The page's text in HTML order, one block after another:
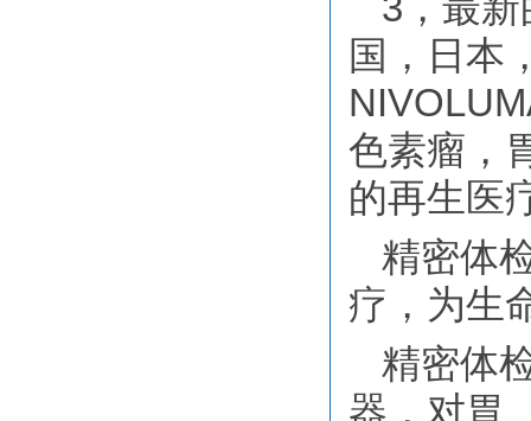
国，日本
色素瘤，
的再生医
精密体
疗，为生
精密体
器，对胃